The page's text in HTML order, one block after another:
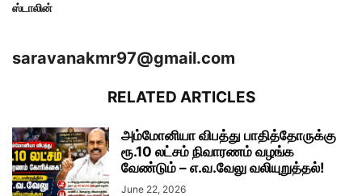
ஸ்டாலின்
saravanakmr97@gmail.com
RELATED ARTICLES
அம்மோனியா விபத்து பாதித்தோருக்கு
ரூ.10 லட்சம் நிவாரணம் வழங்க
வேண்டும் – எ.வ.வேலு வலியுறுத்தல்!
June 22, 2026